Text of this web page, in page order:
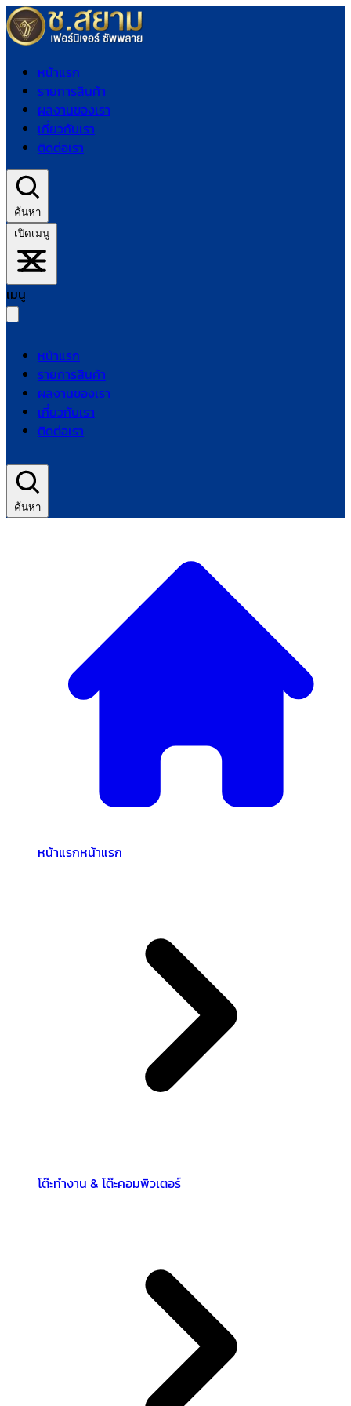
หน้าแรก
รายการสินค้า
ผลงานของเรา
เกี่ยวกับเรา
ติดต่อเรา
ค้นหา
เปิดเมนู
เมนู
หน้าแรก
รายการสินค้า
ผลงานของเรา
เกี่ยวกับเรา
ติดต่อเรา
ค้นหา
หน้าแรกหน้าแรก
โต๊ะทำงาน & โต๊ะคอมพิวเตอร์